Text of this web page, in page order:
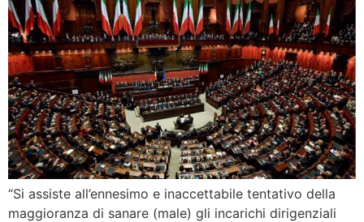
“Si assiste all’ennesimo e inaccettabile tentativo della
maggioranza di sanare (male) gli incarichi dirigenziali